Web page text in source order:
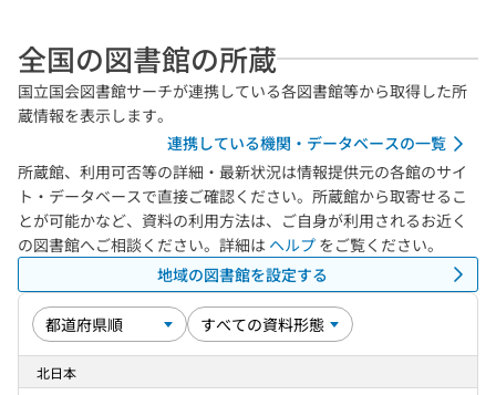
全国の図書館の所蔵
国立国会図書館サーチが連携している各図書館等から取得した所
蔵情報を表示します。
連携している機関・データベースの一覧
所蔵館、利用可否等の詳細・最新状況は情報提供元の各館のサイ
ト・データベースで直接ご確認ください。所蔵館から取寄せるこ
とが可能かなど、資料の利用方法は、ご自身が利用されるお近く
の図書館へご相談ください。詳細は ヘルプ をご覧ください。
地域の図書館を設定する
北日本